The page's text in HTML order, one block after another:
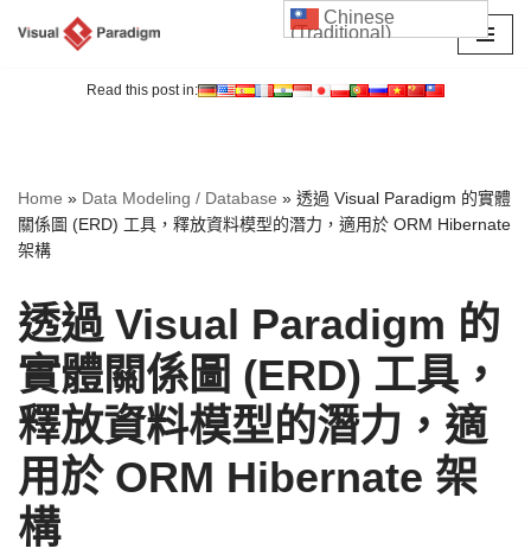
Read this post in:
Home » Data Modeling / Database » 透過 Visual Paradigm 的實體
關係圖 (ERD) 工具，釋放資料模型的潛力，適用於 ORM Hibernate
架構
透過 Visual Paradigm 的
實體關係圖 (ERD) 工具，
釋放資料模型的潛力，適
用於 ORM Hibernate 架
構
Chinese
(Traditional)